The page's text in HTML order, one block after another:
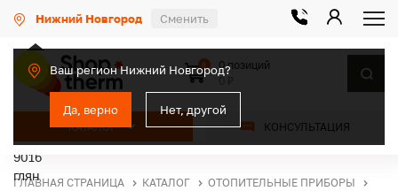
Нижний Новгород Сменить
Ваш регион Нижний Новгород?
Да, верно Нет, другой
КАТАЛОГ КОНСУЛЬТАЦИЯ
0
0 позиций
ГЛАВНАЯ СТРАНИЦА КАТАЛОГ
ОТОПИТЕЛЬНЫЕ ПРИБОРЫ